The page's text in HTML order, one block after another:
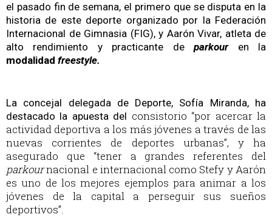
el pasado fin de semana, el primero que se disputa en la
historia de este deporte organizado por la Federación
Internacional de Gimnasia (FIG), y Aarón Vivar, atleta de
alto rendimiento y practicante deparkour en la
modalidad freestyle.
La concejal delegada de Deporte, Sofía Miranda, ha
destacado la apuesta del consistorio “por acercar la
actividad deportiva a los más jóvenes a través de las
nuevas corrientes de deportes urbanas”, y ha
asegurado que “tener a grandes referentes del
parkournacional e internacional como Stefy y Aarón
es uno de los mejores ejemplos para animar a los
jóvenes de la capital a perseguir sus sueños
deportivos”.